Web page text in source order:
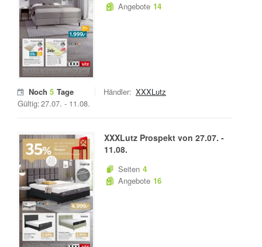
Angebote 14
Noch 5 Tage
Gültig:27.07. - 11.08.
Händler: XXXLutz
XXXLutz Prospekt von 27.07. -
11.08.
Seiten 4
Angebote 16